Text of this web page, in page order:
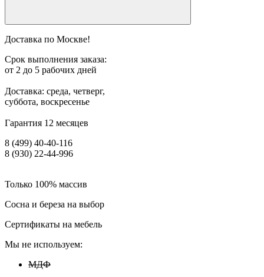
Доставка по Москве!
Срок выполнения заказа:
от 2 до 5 рабочих дней
Доставка: среда, четверг,
суббота, воскресенье
Гарантия 12 месяцев
8 (499) 40-40-116
8 (930) 22-44-996
Только 100% массив
Сосна и береза на выбор
Сертификаты на мебель
Мы не используем:
МДФ